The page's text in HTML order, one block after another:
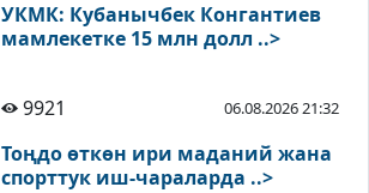
УКМК: Кубанычбек Конгантиев
мамлекетке 15 млн долл ..>
9921 06.08.2026 21:32
Тоңдо өткөн ири маданий жана
спорттук иш-чараларда ..>